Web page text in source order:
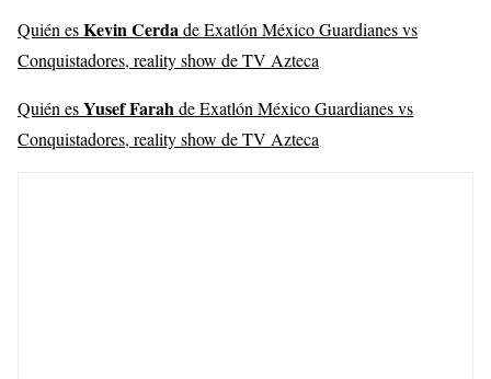
Quién esKevin Cerda de Exatlón México Guardianes vs
Conquistadores, reality show de TV Azteca
Quién esYusef Farah de Exatlón México Guardianes vs
Conquistadores, reality show de TV Azteca